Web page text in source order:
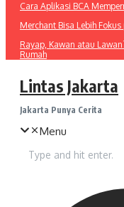
Cara Aplikasi BCA
Merchant Bisa Lebih
Rayap, Kawan atau
Rumah
Lintas Jakarta
Jakarta Punya Cerita
Menu
untuk: